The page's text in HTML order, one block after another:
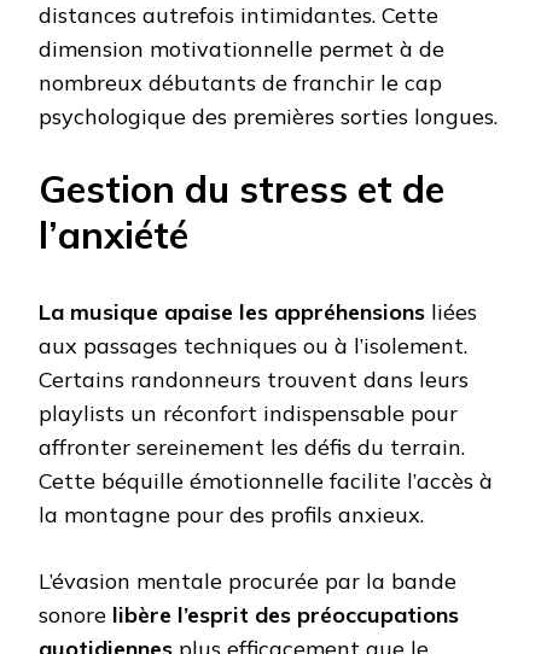
distances autrefois intimidantes. Cette
dimension motivationnelle permet à de
nombreux débutants de franchir le cap
psychologique des premières sorties longues.
Gestion du stress et de
l’anxiété
La musique apaise les appréhensions liées
aux passages techniques ou à l’isolement.
Certains randonneurs trouvent dans leurs
playlists un réconfort indispensable pour
affronter sereinement les défis du terrain.
Cette béquille émotionnelle facilite l’accès à
la montagne pour des profils anxieux.
L’évasion mentale procurée par la bande
sonore libère l’esprit des préoccupations